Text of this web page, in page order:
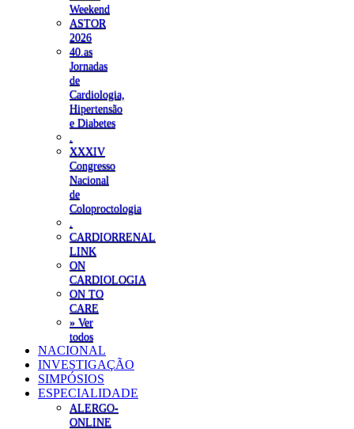
Weekend
ASTOR
2026
40.as
Jornadas
de
Cardiologia,
Hipertensão
e Diabetes
XXXIV
Congresso
Nacional
de
Coloproctologia
CARDIORRENAL
LINK
ON
CARDIOLOGIA
ON TO
CARE
» Ver
todos
NACIONAL
INVESTIGAÇÃO
SIMPÓSIOS
ESPECIALIDADE
ALERGO-
ONLINE